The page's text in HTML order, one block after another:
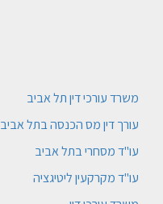
משרד עורכי דין תל אביב
עורך דין מס הכנסה בתל אביב
עו"ד מסחרי בתל אביב
עו"ד מקרקעין ליטיגציה